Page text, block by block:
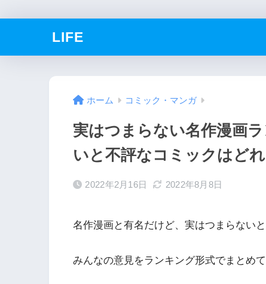
LIFE
ホーム コミック・マンガ
実はつまらない名作漫画
いと不評なコミックはど
2022年2月16日 2022年8月8日
名作漫画と有名だけど、実はつまらない
みんなの意見をランキング形式でまとめて